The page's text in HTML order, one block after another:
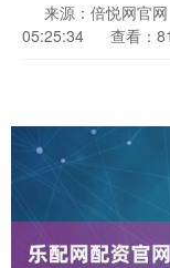
来源：倍悦网官网
05:25:34
查看：81